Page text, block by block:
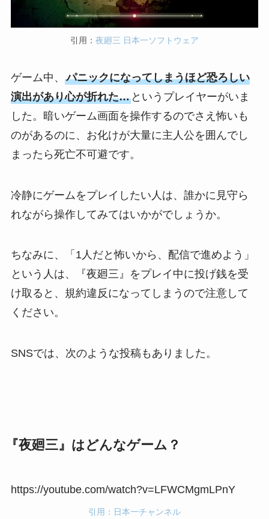
引用： 夜廻三 日本一ソフトウェア
ゲーム中、 パニックになってしまうほど恐ろしい
演出があり心が折れた…というプレイヤーがいま
した。暗いゲーム画面を操作するのでさえ怖いも
のがあるのに、お化けが大量に主人公を囲んでし
まったら死亡不可避です。
冷静にゲームをプレイしたい人は、誰かに見守ら
れながら操作してみてはいかがでしょうか。
ちなみに、「1人だと怖いから、配信で進めよう」
という人は、『夜廻三』をプレイ中に投げ銭を受
け取ると、規約違反になってしまうので注意して
ください。
SNSでは、次のような投稿もありました。
『夜廻三』はどんなゲーム？
https://youtube.com/watch?v=LFWCMgmLPnY
引用：日本一チャンネル